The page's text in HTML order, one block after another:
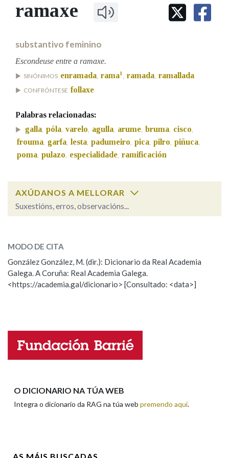
IDENTIDADE CORPORATIVA
MARCIAL DEL ADALID
FIGURAS HOMENAXEADAS
PORTAL DAS PALABRAS
Facebook
TwitterYoutubeInstagram
Bluesky
BUSCAR NOS LEMAS
Remata por
Contén
BUSCAR NO CONTIDO
Nos exemplos
Na fraseoloxía
LIMPAR BUSCA
ramaxe
substantivo feminino
Escondeuse entre a ramaxe.
SINÓNIMOS enramada, rama1, ramada, ramallada
CONFRÓNTESE follaxe
Palabras relacionadas:
galla, póla, varelo, agulla, arume, bruma, cisco,
frouma, garfa, lesta, padumeiro, pica, pilro, piñuca,
poma, pulazo, especialidade, ramificación
AXÚDANOS A MELLORAR
Suxestións, erros, observacións...
ESCOLLE UNHA OPCIÓN:
Observación Hai un erro na palabra
Propoño mellorar a definición
Nome
MODO DE CITA
González González, M. (dir.): Dicionario da Real Academia
Galega. A Coruña: Real Academia Galega.
<https://academia.gal/dicionario> [Consultado: <data>]
O DICIONARIO NA TÚA WEB
Integra o dicionario da RAG na túa web premendo aquí.